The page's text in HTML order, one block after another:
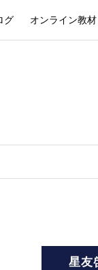
グ オンライン教材
星友